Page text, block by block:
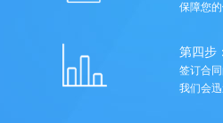
保障您
第四步
签订合同
我们会